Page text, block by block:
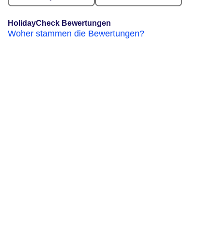
HolidayCheck Bewertungen
Woher stammen die Bewertungen?